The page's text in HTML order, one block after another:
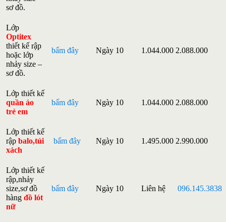
sơ đồ.
Lớp
Optitex
thiết kế rập
hoặc lớp
nhảy size –
sơ đồ.
bấm đây Ngày 10 1.044.000 2.088.000
Lớp thiết kế
quần áo
trẻ em
bấm đây Ngày 10 1.044.000 2.088.000
Lớp thiết kế
rập balo,túi
xách
bấm đây Ngày 10 1.495.000 2.990.000
Lớp thiết kế
rập,nhảy
size,sơ đồ
hàng đồ lót
nữ
bấm đây Ngày 10 Liên hệ 096.145.3838